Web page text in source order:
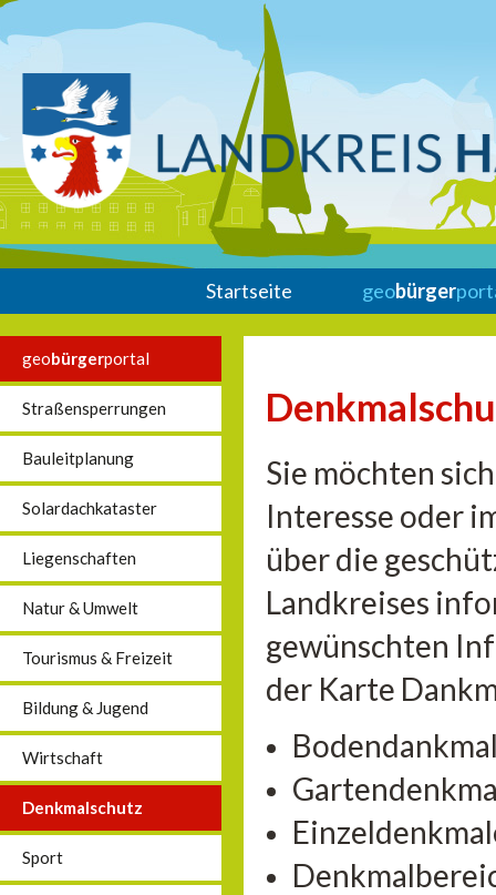
Startseite geobürger
geobürgerportal
Straßensperrungen
Bauleitplanung
Solardachkataster
Liegenschaften
Natur & Umwelt
Tourismus & Freizeit
Bildung & Jugend
Wirtschaft
Denkmalschutz
Sport
Sie möchten
Interesse oder
über die
Landkreises
gewünschten
der Karte